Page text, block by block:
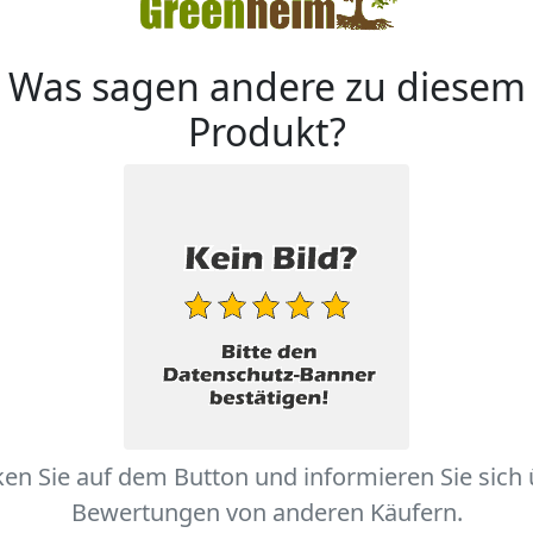
Was sagen andere zu diesem
Produkt?
Sie auf dem Button und informieren Sie sich
Bewertungen von anderen Käufern.